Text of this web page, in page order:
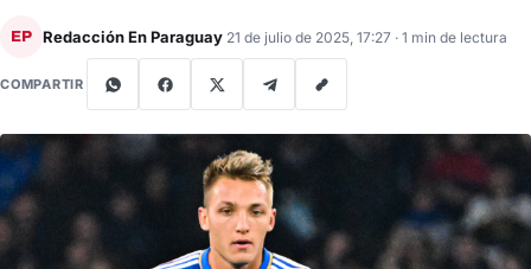
EP Redacción En Paraguay 21 de julio de 2025, 17:27 · 1 min de lectura
COMPARTIR